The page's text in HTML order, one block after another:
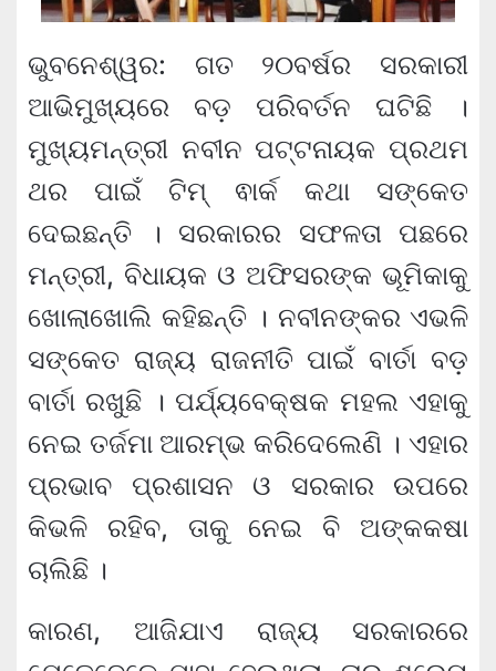
ଭୁବନେଶ୍ୱର: ଗତ ୨୦ବର୍ଷର ସରକାରୀ
ଆଭିମୁଖ୍ୟରେ ବଡ଼ ପରିବର୍ତନ ଘଟିଛି ।
ମୁଖ୍ୟମନ୍ତ୍ରୀ ନବୀନ ପଟ୍ଟନାୟକ ପ୍ରଥମ
ଥର ପାଇଁ ଟିମ୍‍ ଵାର୍କ କଥା ସଙ୍କେତ
ଦେଇଛନ୍ତି । ସରକାରର ସଫଳତା ପଛରେ
ମନ୍ତ୍ରୀ, ବିଧାୟକ ଓ ଅଫିସରଙ୍କ ଭୂମିକାକୁ
ଖୋଲାଖୋଲି କହିଛନ୍ତି । ନବୀନଙ୍କର ଏଭଳି
ସଙ୍କେତ ରାଜ୍ୟ ରାଜନୀତି ପାଇଁ ବାର୍ତା ବଡ଼
ବାର୍ତା ରଖୁଛି । ପର୍ଯ୍ୟବେକ୍ଷକ ମହଲ ଏହାକୁ
ନେଇ ତର୍ଜମା ଆରମ୍ଭ କରିଦେଲେଣି । ଏହାର
ପ୍ରଭାବ ପ୍ରଶାସନ ଓ ସରକାର ଉପରେ
କିଭଳି ରହିବ, ତାକୁ ନେଇ ବି ଅଙ୍କକଷା
ଚାଲିଛି ।
କାରଣ, ଆଜିଯାଏ ରାଜ୍ୟ ସରକାରରେ